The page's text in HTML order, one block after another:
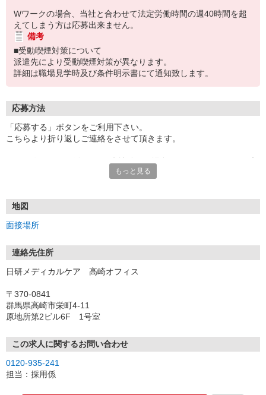
Wワークの場合、当社と合わせて法定労働時間の週40時間を超
えてしまう方は応募出来ません。
備考
■受動喫煙対策について
派遣先により受動喫煙対策が異なります。
詳細は職場見学時及び条件明示書にて通知致します。
応募方法
「応募する」ボタンをご利用下さい。
こちらより折り返しご連絡をさせて頂きます。
もっと見る
地図
面接場所
連絡先住所
日研メディカルケア 高崎オフィス
〒370-0841
群馬県高崎市栄町4-11
原地所第2ビル6F 1号室
この求人に関するお問い合わせ
0120-935-241
担当：採用係